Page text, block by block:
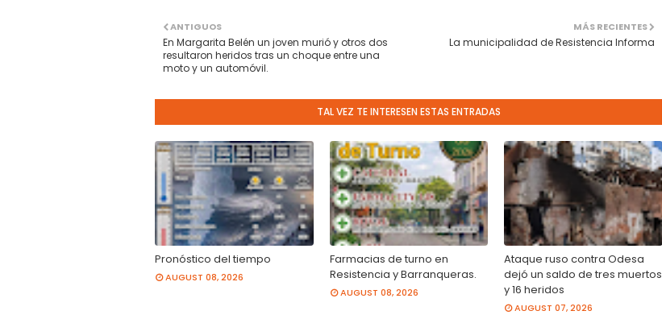
MÁS RECIENTES
La municipalidad de Resistencia Informa
ANTIGUOS
En Margarita Belén un joven murió y otros dos
resultaron heridos tras un choque entre una
moto y un automóvil.
TAL VEZ TE INTERESEN ESTAS ENTRADAS
Pronóstico del tiempo
AUGUST 08, 2026
Farmacias de turno en
Resistencia y Barranqueras.
AUGUST 08, 2026
Ataque ruso contra Odesa
dejó un saldo de tres muertos
y 16 heridos
AUGUST 07, 2026